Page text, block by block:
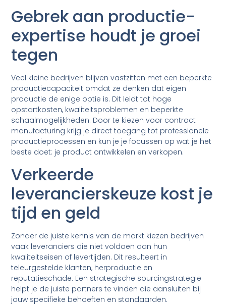
Gebrek aan productie-
expertise houdt je groei
tegen
Veel kleine bedrijven blijven vastzitten met een beperkte
productiecapaciteit omdat ze denken dat eigen
productie de enige optie is. Dit leidt tot hoge
opstartkosten, kwaliteitsproblemen en beperkte
schaalmogelijkheden. Door te kiezen voor contract
manufacturing krijg je direct toegang tot professionele
productieprocessen en kun je je focussen op wat je het
beste doet: je product ontwikkelen en verkopen.
Verkeerde
leverancierskeuze kost je
tijd en geld
Zonder de juiste kennis van de markt kiezen bedrijven
vaak leveranciers die niet voldoen aan hun
kwaliteitseisen of levertijden. Dit resulteert in
teleurgestelde klanten, herproductie en
reputatieschade. Een strategische sourcingstrategie
helpt je de juiste partners te vinden die aansluiten bij
jouw specifieke behoeften en standaarden.